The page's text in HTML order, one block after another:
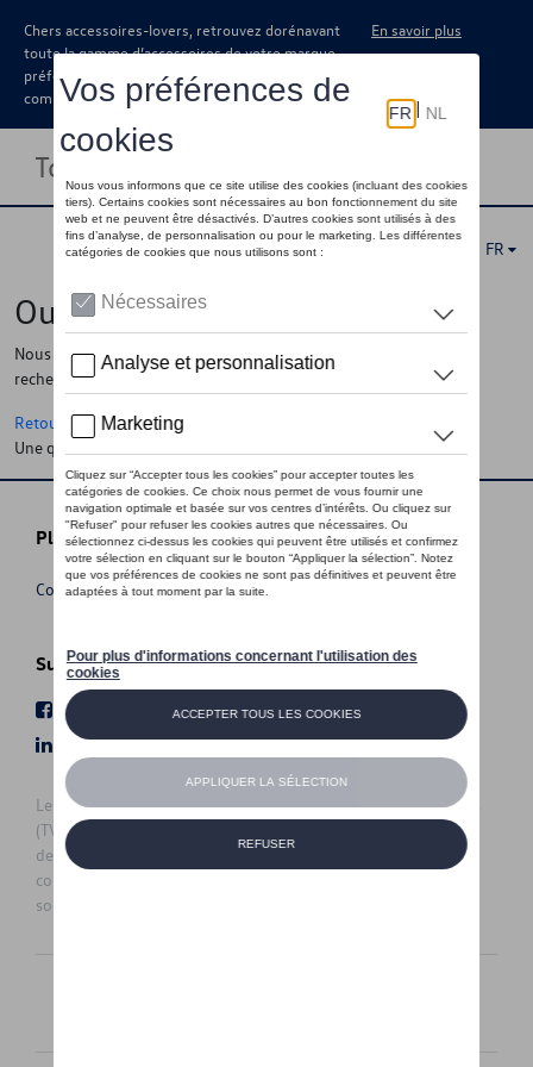
Chers accessoires-lovers, retrouvez dorénavant
toute la gamme d’accessoires de votre marque
préférée sous forme de catalogue à
commander auprès de votre concessionaire.
En savoir plus
Toggle navigation
FR
Oups !
Nous ne pouvons pas trouver la page, l'information que vous
recherchez
Retour à la homepage
Une question ?
Plus d'informations
Conditions de vente
Suivez nous
Facebook
Youtube
LinkedIn
Instagram
Les prix affichés sur le présent site sont des prix recommandés
(TVAc), hors éventuels frais de montage. Pour connaitre le prix
de vente actuel et les éventuels frais de montage, veuillez
contacter votre concessionnaire/agent. Les prix recommandés
sont sujets à des changements sans préavis.